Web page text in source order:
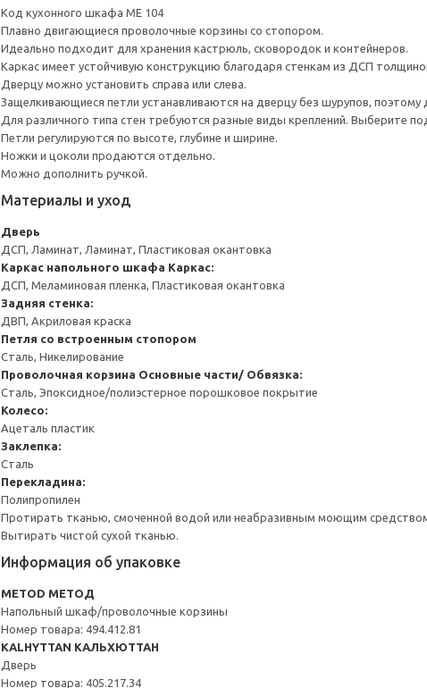
Код кухонного шкафа ME 104
Плавно двигающиеся проволочные корзины со стопором.
Идеально подходит для хранения кастрюль, сковородок и контейнеров.
Каркас имеет устойчивую конструкцию благодаря стенкам из ДСП
Дверцу можно установить справа или слева.
Защелкивающиеся петли устанавливаются на дверцу без шурупов, поэтому
Для различного типа стен требуются разные виды креплений. Выберите
Петли регулируются по высоте, глубине и ширине.
Ножки и цоколи продаются отдельно.
Можно дополнить ручкой.
Материалы и уход
Дверь
ДСП, Ламинат, Ламинат, Пластиковая окантовка
Каркас напольного шкафа Каркас:
ДСП, Меламиновая пленка, Пластиковая окантовка
Задняя стенка:
ДВП, Акриловая краска
Петля со встроенным стопором
Сталь, Никелирование
Проволочная корзина Основные части/ Обвязка:
Сталь, Эпоксидное/полиэстерное порошковое покрытие
Колесо:
Ацеталь пластик
Заклепка:
Сталь
Перекладина:
Полипропилен
Протирать тканью, смоченной водой или неабразивным моющим
Вытирать чистой сухой тканью.
Информация об упаковке
METOD МЕТОД
Напольный шкаф/проволочные корзины
Номер товара: 494.412.81
KALHYTTAN КАЛЬХЮТТАН
Дверь
Номер товара: 405.217.34